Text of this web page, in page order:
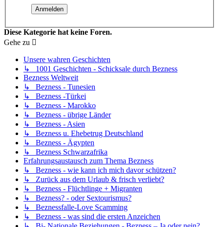
Diese Kategorie hat keine Foren.
Gehe zu
Unsere wahren Geschichten
↳ 1001 Geschichten - Schicksale durch Bezness
Bezness Weltweit
↳ Bezness - Tunesien
↳ Bezness -Türkei
↳ Bezness - Marokko
↳ Bezness - übrige Länder
↳ Bezness - Asien
↳ Bezness u. Ehebetrug Deutschland
↳ Bezness - Ägypten
↳ Bezness Schwarzafrika
Erfahrungsaustausch zum Thema Bezness
↳ Bezness - wie kann ich mich davor schützen?
↳ Zurück aus dem Urlaub & frisch verliebt?
↳ Bezness - Flüchtlinge + Migranten
↳ Bezness? - oder Sextourismus?
↳ Beznessfalle-Love Scamming
↳ Bezness - was sind die ersten Anzeichen